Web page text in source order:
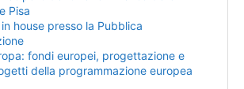
Pisa
house presso la Pubblica
fondi europei, progettazione e
della programmazione europea